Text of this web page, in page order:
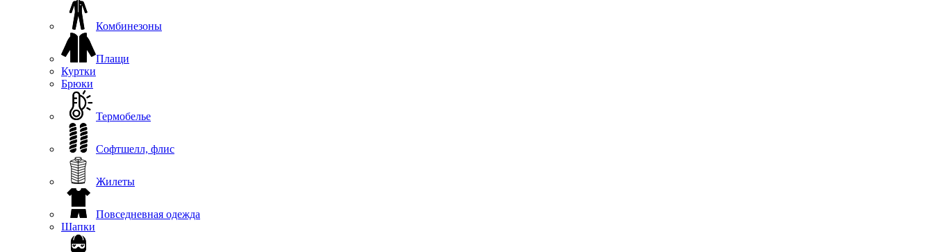
Комбинезоны
Плащи
Куртки
Брюки
Термобелье
Софтшелл, флис
Жилеты
Повседневная одежда
Шапки